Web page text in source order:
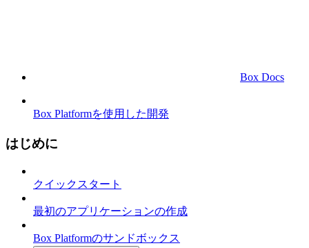
Box Docs
Box Platformを使用した開発
はじめに
クイックスタート
最初のアプリケーションの作成
Box Platformのサンドボックス